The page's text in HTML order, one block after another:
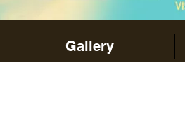
Gallery